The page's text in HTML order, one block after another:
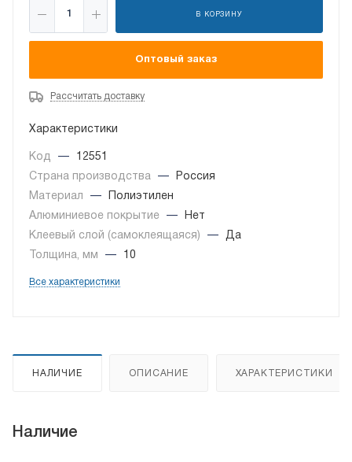
В КОРЗИНУ
Оптовый заказ
Рассчитать доставку
Характеристики
Код —
12551
Страна производства
—
Россия
Материал
—
Полиэтилен
Алюминиевое покрытие
—
Нет
Клеевый слой (самоклеящаяся)
—
Да
Толщина, мм
— 10
Все характеристики
НАЛИЧИЕ ОПИСАНИЕ ХАРАКТЕРИСТИКИ
Наличие